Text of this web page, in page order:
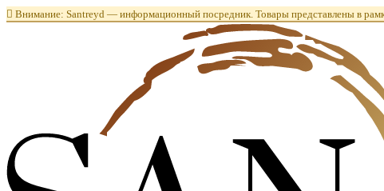
 Внимание: Santreyd — информационный посредник. Товары представлены в